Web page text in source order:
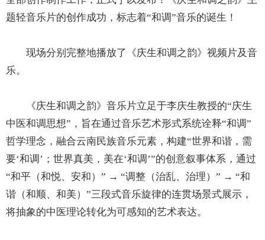
题轻音乐片的创作成功，标志着“和调”音乐的诞生！
现场分别完整地播放了《庆生和调之韵》视频片及音
乐。
《庆生和调之韵》音乐片立足于李庆生教授的“庆生
中医和调思想”，旨在通过音乐艺术形式系统诠释“和调”
哲学理念，融合云南民族音乐元素，构建“世界和谐，需
要‘和调’；世界真美，美在‘和调’”的创意叙事体系，通过
“和平（和悦、安和）” → “调整（治乱、治理）” → “和
谐（和顺、和美）”三段式音乐旋律的连贯场景式展示，
将抽象的中医理论转化为可感知的艺术表达。